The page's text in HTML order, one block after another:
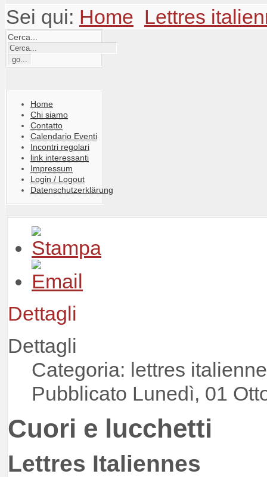
Sei qui: Home Lettres
Cerca...
Home
Chi siamo
Contatto
Calendario Eventi
Incontri regolari
link interessanti
Impressum
Login / Logout
Datenschutzerklärung
Dettagli
Dettagli
Categoria: lettres
Pubblicato Lunedì, 01
Cuori e lucchetti
Lettres Italiennes